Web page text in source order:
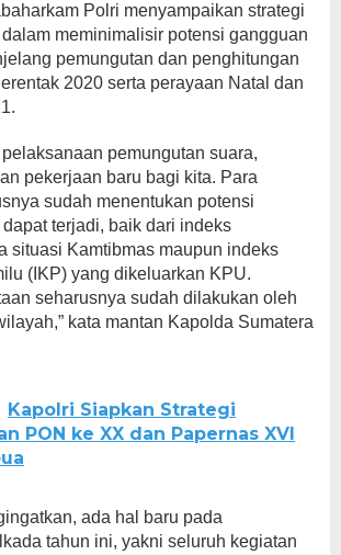
Polri menyampaikan strategi
meminimalisir potensi gangguan
pemungutan dan penghitungan
2020 serta perayaan Natal dan
pelaksanaan pemungutan suara,
pekerjaan baru bagi kita. Para
sudah menentukan potensi
terjadi, baik dari indeks
situasi Kamtibmas maupun indeks
(IKP) yang dikeluarkan KPU.
seharusnya sudah dilakukan oleh
kata mantan Kapolda Sumatera
Kapolri Siapkan Strategi
PON ke XX dan Papernas XVI
ada hal baru pada
tahun ini, yakni seluruh kegiatan